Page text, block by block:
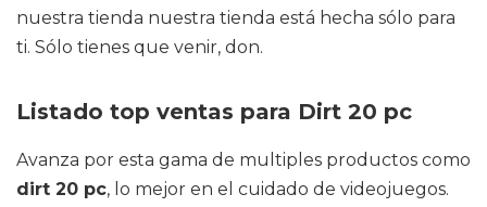
nuestra tienda nuestra tienda está hecha sólo para
ti. Sólo tienes que venir, don.
Listado top ventas para Dirt 20 pc
Avanza por esta gama de multiples productos como
dirt 20 pc, lo mejor en el cuidado de videojuegos.